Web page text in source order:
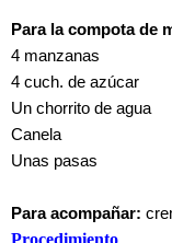
Para la compota de
4 manzanas
4 cuch. de azúcar
Un chorrito de agua
Canela
Unas pasas
Para acompañar: